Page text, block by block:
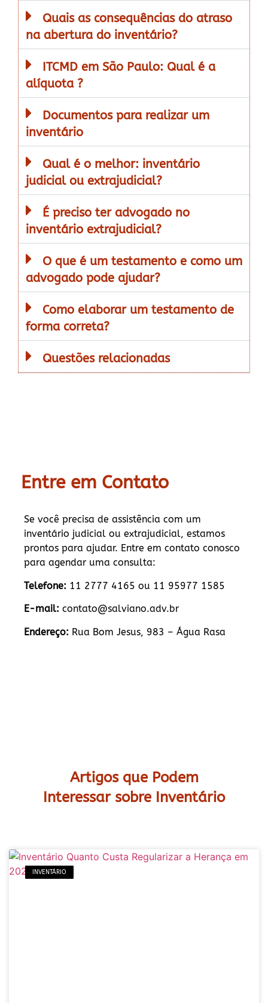
Quais as consequências do atraso
na abertura do inventário?
ITCMD em São Paulo: Qual é a
alíquota ?
Documentos para realizar um
inventário
Qual é o melhor: inventário
judicial ou extrajudicial?
É preciso ter advogado no
inventário extrajudicial?
O que é um testamento e como um
advogado pode ajudar?
Como elaborar um testamento de
forma correta?
Questões relacionadas
Entre em Contato
Se você precisa de assistência com um
inventário judicial ou extrajudicial, estamos
prontos para ajudar. Entre em contato conosco
para agendar uma consulta:
Telefone: 11 2777 4165 ou 11 95977 1585
E-mail: contato@salviano.adv.br
Endereço: Rua Bom Jesus, 983 – Água Rasa
Artigos que Podem
Interessar sobre Inventário
INVENTÁRIO